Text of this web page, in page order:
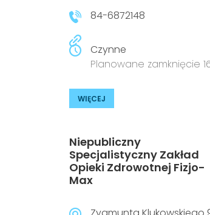
84-6872148
Czynne
Planowane zamknięcie
WIĘCEJ
Niepubliczny
Specjalistyczny Zakład
Opieki Zdrowotnej Fizjo-
Max